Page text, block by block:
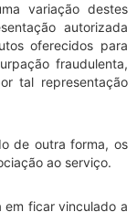
variação destes
autorizada
oferecidos para
fraudulenta,
tal representação
de outra forma, os
ao serviço.
em ficar vinculado a